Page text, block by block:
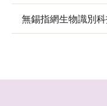
無錫指網生物識別科